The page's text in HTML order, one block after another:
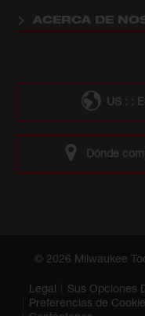
ACERCA DE
US : :
Dónde
© 2026 Milwaukee
Legal
Sus Opciones
Preferencias de